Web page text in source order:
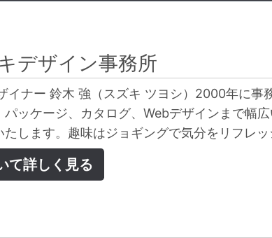
デザイン事務所
イナー 鈴木 強（スズキ ツヨシ）2000年に
ッケージ、カタログ、Webデザインまで幅
します。趣味はジョギングで気分をリフレッ
て詳しく見る